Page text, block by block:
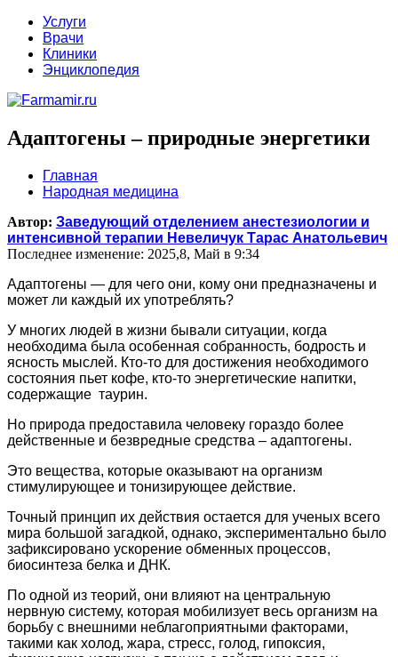
Услуги
Врачи
Клиники
Энциклопедия
Адаптогены – природные энергетики
Главная
Народная медицина
Автор: Заведующий отделением анестезиологии и
интенсивной терапии Невеличук Тарас Анатольевич
Последнее изменение: 2025,8, Май в 9:34
Адаптогены — для чего они, кому они предназначены и
может ли каждый их употреблять?
У многих людей в жизни бывали ситуации, когда
необходима была особенная собранность, бодрость и
ясность мыслей. Кто-то для достижения необходимого
состояния пьет кофе, кто-то энергетические напитки,
содержащие таурин.
Но природа предоставила человеку гораздо более
действенные и безвредные средства – адаптогены.
Это вещества, которые оказывают на организм
стимулирующее и тонизирующее действие.
Точный принцип их действия остается для ученых всего
мира большой загадкой, однако, экспериментально было
зафиксировано ускорение обменных процессов,
биосинтеза белка и ДНК.
По одной из теорий, они влияют на центральную
нервную систему, которая мобилизует весь организм на
борьбу с внешними неблагоприятными факторами,
такими как холод, жара, стресс, голод, гипоксия,